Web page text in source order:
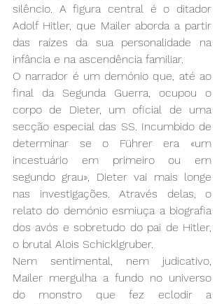
silêncio. A figura central é o ditador
Adolf Hitler, que Mailer aborda a partir
das raízes da sua personalidade na
infância e na ascendência familiar.
O narrador é um demónio que, até ao
final da Segunda Guerra, ocupou o
corpo de Dieter, um oficial de uma
secção especial das SS. Incumbido de
determinar se o Führer era «um
incestuário em primeiro ou em
segundo grau», Dieter vai mais longe
nas investigações. Através delas, o
relato do demónio esmiuça a biografia
dos avós e sobretudo do pai de Hitler,
o brutal Alois Schicklgruber.
Nem sentimental, nem judicativo,
Mailer mergulha a fundo no universo
do monstro que fez eclodir a